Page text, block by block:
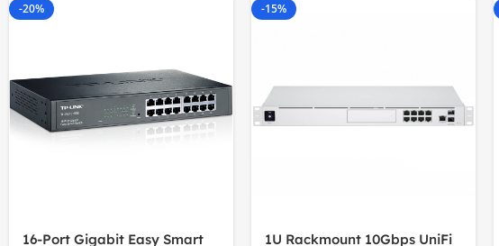
-20%
16-Port Gigabit Easy Smart
-15%
1U Rackmount 10Gbps UniFi